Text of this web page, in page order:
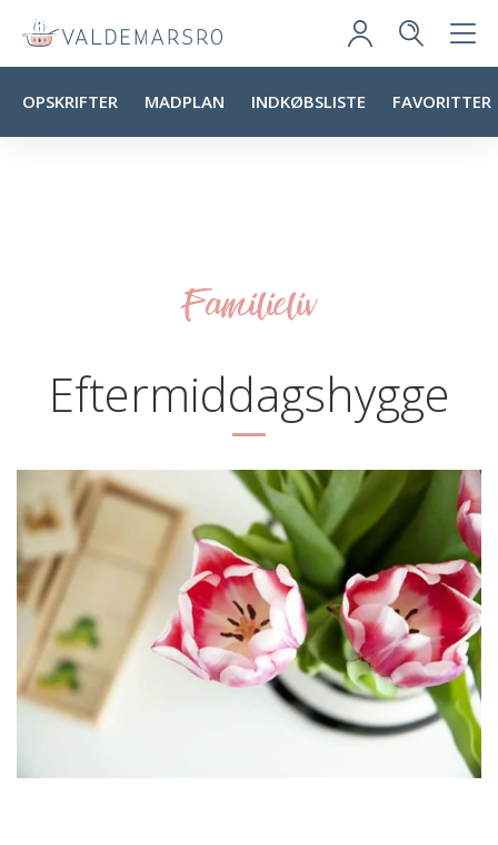
OPSKRIFTER MADPLAN INDKØBSLISTE FAVORITTER
Familieliv
Eftermiddagshygge